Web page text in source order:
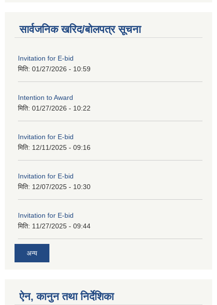
सार्वजनिक खरिद/बोलपत्र सूचना
Invitation for E-bid
मिति: 01/27/2026 - 10:59
Intention to Award
मिति: 01/27/2026 - 10:22
Invitation for E-bid
मिति: 12/11/2025 - 09:16
Invitation for E-bid
मिति: 12/07/2025 - 10:30
Invitation for E-bid
मिति: 11/27/2025 - 09:44
अन्य
ऐन, कानुन तथा निर्देशिका